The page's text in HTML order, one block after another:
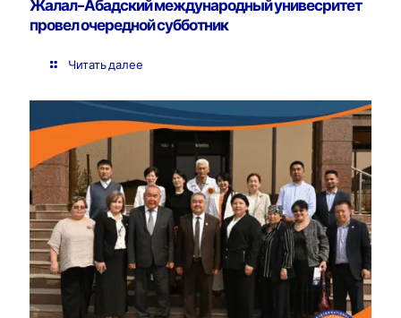
Жалал-Абадский международный унивесритет
провел очередной субботник
Читать далее